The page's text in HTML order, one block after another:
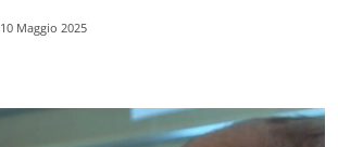
10 Maggio 2025